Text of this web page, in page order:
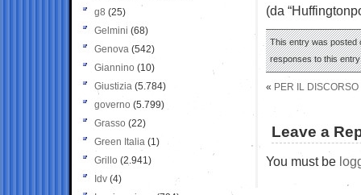
(da
This entry was posted
responses to this
« PER IL
Leave a
You must be
g8 (25)
Gelmini (68)
Genova (542)
Giannino (10)
Giustizia (5.784)
governo (5.799)
Grasso (22)
Green Italia (1)
Grillo (2.941)
Idv (4)